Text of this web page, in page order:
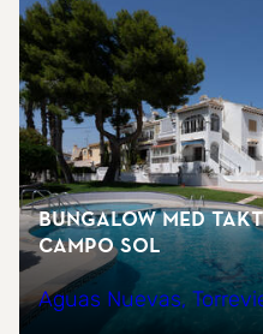
Bungalow med
Campo Sol
Aguas Nuevas,